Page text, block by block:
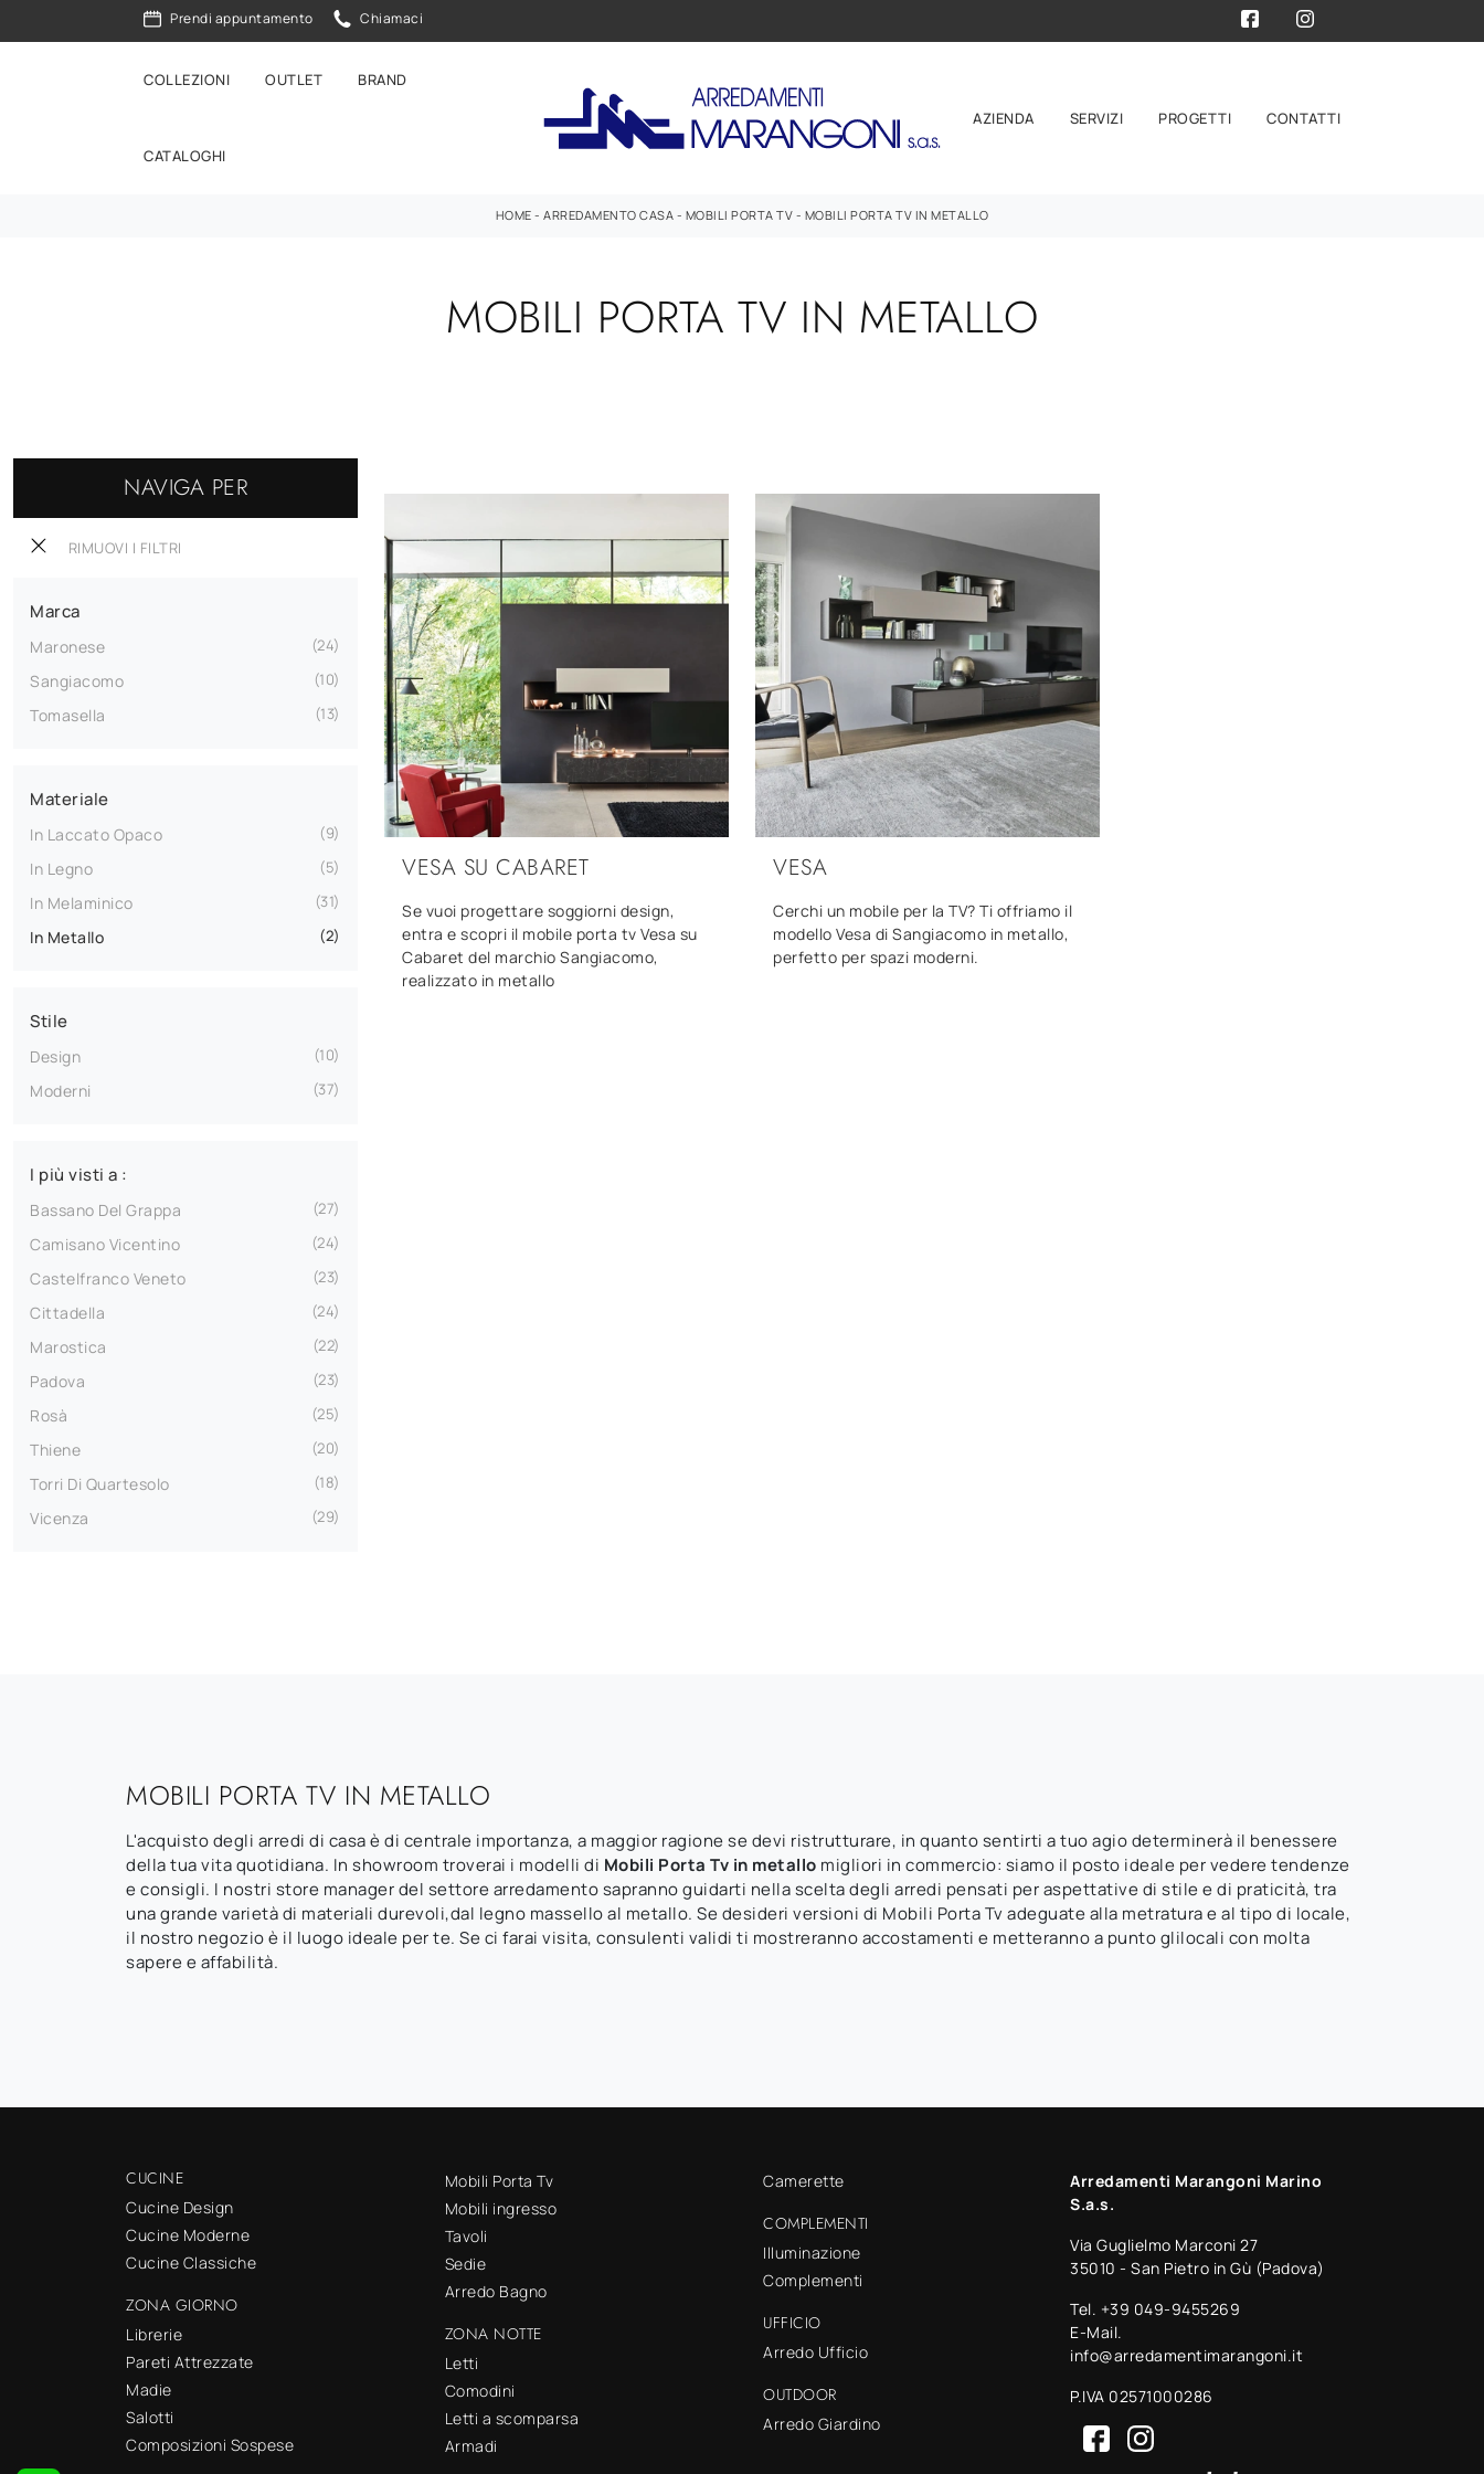
Prendi appuntamento Chiamaci
COLLEZIONI OUTLET BRAND
CATALOGHI
AZIENDA SERVIZI PROGETTI CONTATTI
HOME - ARREDAMENTO CASA - MOBILI PORTA TV - MOBILI PORTA TV IN METALLO
MOBILI PORTA TV IN METALLO
NAVIGA PER
RIMUOVI I FILTRI
Marca
Maronese 24
Sangiacomo 10
Tomasella 13
Materiale
In Laccato Opaco 9
In Legno 5
In Melaminico 31
In Metallo 2
Stile
Design 10
Moderni 37
I più visti a :
Bassano Del Grappa 27
Camisano Vicentino 24
Castelfranco Veneto 23
Cittadella 24
Marostica 22
Padova 23
Rosà 25
Thiene 20
Torri Di Quartesolo 18
Vicenza 29
VESA SU CABARET
Se vuoi progettare soggiorni design,
entra e scopri il mobile porta tv Vesa su
Cabaret del marchio Sangiacomo,
realizzato in metallo
VESA
Cerchi un mobile per la TV? Ti offriamo il
modello Vesa di Sangiacomo in metallo,
perfetto per spazi moderni.
MOBILI PORTA TV IN METALLO
L'acquisto degli arredi di casa è di centrale importanza, a maggior ragione se devi ristrutturare, in quanto sentirti a tuo agio determinerà il benessere
della tua vita quotidiana. In showroom troverai i modelli di Mobili Porta Tv in metallo migliori in commercio: siamo il posto ideale per vedere tendenze
e consigli. I nostri store manager del settore arredamento sapranno guidarti nella scelta degli arredi pensati per aspettative di stile e di praticità, tra
una grande varietà di materiali durevoli,dal legno massello al metallo. Se desideri versioni di Mobili Porta Tv adeguate alla metratura e al tipo di locale,
il nostro negozio è il luogo ideale per te. Se ci farai visita, consulenti validi ti mostreranno accostamenti e metteranno a punto glilocali con molta
sapere e affabilità.
CUCINE
Cucine Design
Cucine Moderne
Cucine Classiche
ZONA GIORNO
Librerie
Pareti Attrezzate
Madie
Salotti
Composizioni Sospese
Mobili Porta Tv
Mobili ingresso
Tavoli
Sedie
Arredo Bagno
ZONA NOTTE
Letti
Comodini
Letti a scomparsa
Armadi
Camerette
COMPLEMENTI
Illuminazione
Complementi
UFFICIO
Arredo Ufficio
OUTDOOR
Arredo Giardino
Arredamenti Marangoni Marino
S.a.s.
Via Guglielmo Marconi 27
35010 - San Pietro in Gù (Padova)
Tel. +39 049-9455269
E-Mail.
info@arredamentimarangoni.it
P.IVA 02571000286